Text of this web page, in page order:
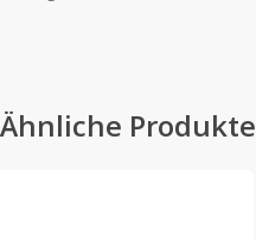
Ähnliche Produkte